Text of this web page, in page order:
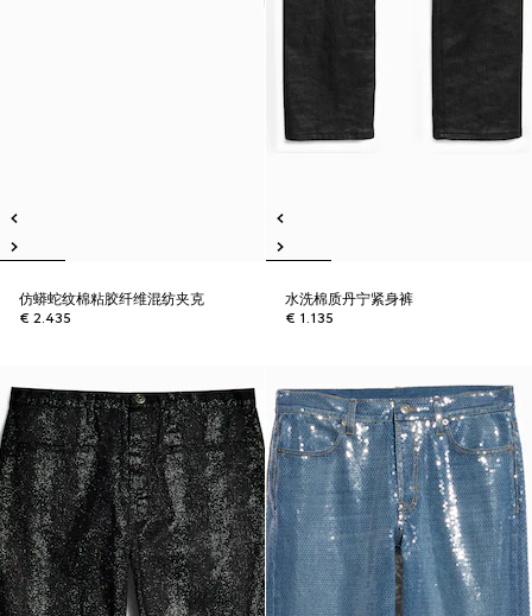
仿蟒蛇纹棉粘胶纤维混纺夹克
€ 2.435
水洗棉质丹宁紧身裤
€ 1.135